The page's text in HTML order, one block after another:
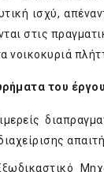
ισχύ,
στις
νοικοκυριά
του έργου